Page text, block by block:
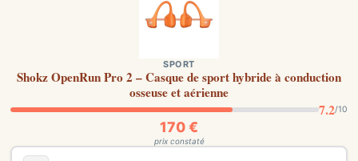
SPORT
Shokz OpenRun Pro 2 – Casque de sport hybride à conduction
osseuse et aérienne
7.2/10
170 €
prix constaté